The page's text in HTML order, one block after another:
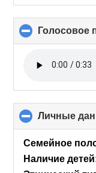
Голосовое
Личные
Семейное
Наличие